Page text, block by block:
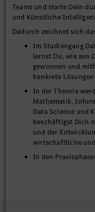
Teams und starte Dein
und Künstliche
Dadurch zeichnet sich
Im Studiengang
lernst Du, wie aus
gewonnen und
konkrete
In der Theorie
Mathematik,
Data Science und
beschäftigst Dich
und der
wirtschaftliche
In den